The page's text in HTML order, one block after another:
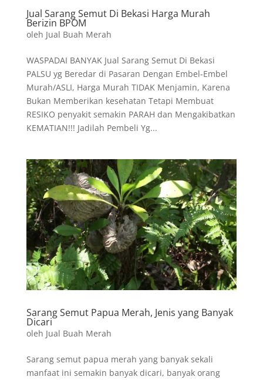
Jual Sarang Semut Di Bekasi Harga Murah
Berizin BPOM
oleh Jual Buah Merah
WASPADAI BANYAK Jual Sarang Semut Di Bekasi
PALSU yg Beredar di Pasaran Dengan Embel-Embel
Murah/ASLI, Harga Murah TIDAK Menjamin, Karena
Bukan Memberikan kesehatan Tetapi Membuat
RESIKO penyakit semakin PARAH dan Mengakibatkan
KEMATIAN!!! Jadilah Pembeli Yg...
Sarang Semut Papua Merah, Jenis yang Banyak
Dicari
oleh Jual Buah Merah
Sarang semut papua merah yang banyak sekali
manfaat ini semakin banyak dicari, banyak orang